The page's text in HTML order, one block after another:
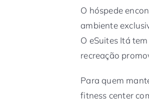
O hóspede
ambiente
O eSuites Itá
recreação
Para quem
fitness center